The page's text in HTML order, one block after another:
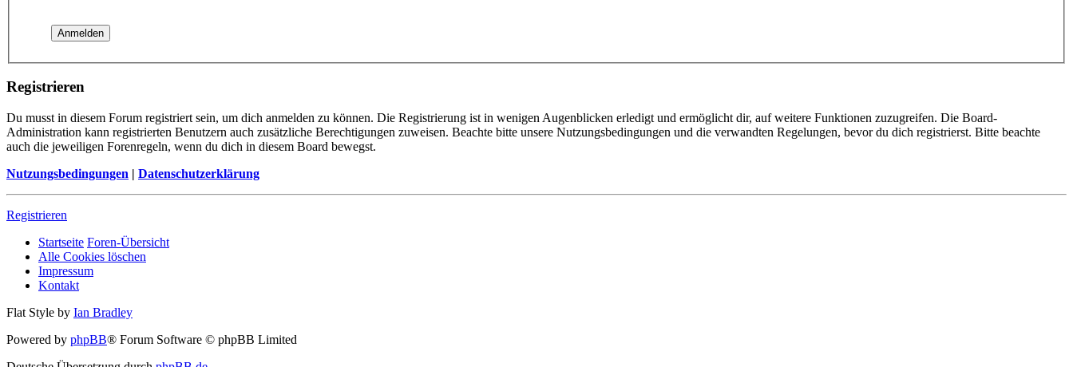
Registrieren
Du musst in diesem Forum registriert sein, um dich anmelden zu können. Die Registrierung ist in wenigen Augenblicken erledigt und ermöglicht dir, auf weitere Funktionen zuzugreifen. Die Board-
Administration kann registrierten Benutzern auch zusätzliche Berechtigungen zuweisen. Beachte bitte unsere Nutzungsbedingungen und die verwandten Regelungen, bevor du dich registrierst. Bitte beachte
auch die jeweiligen Forenregeln, wenn du dich in diesem Board bewegst.
Nutzungsbedingungen | Datenschutzerklärung
Registrieren
Startseite Foren-Übersicht
Alle Cookies löschen
Impressum
Kontakt
Flat Style by Ian Bradley
Powered by phpBB® Forum Software © phpBB Limited